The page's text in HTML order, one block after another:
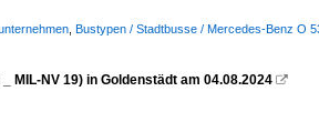
Bustypen / Stadtbusse / Mercedes-Benz O
MIL-NV 19) in Goldenstädt am 04.08.2024 